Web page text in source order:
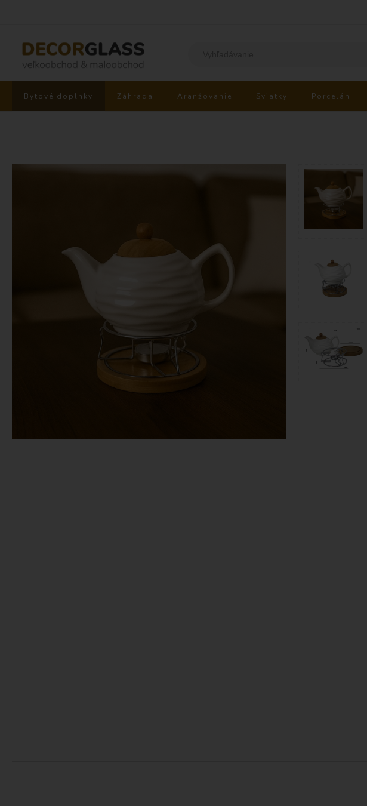
Bytové doplnky Záhrada Aranžovanie Sviatky Porcelán